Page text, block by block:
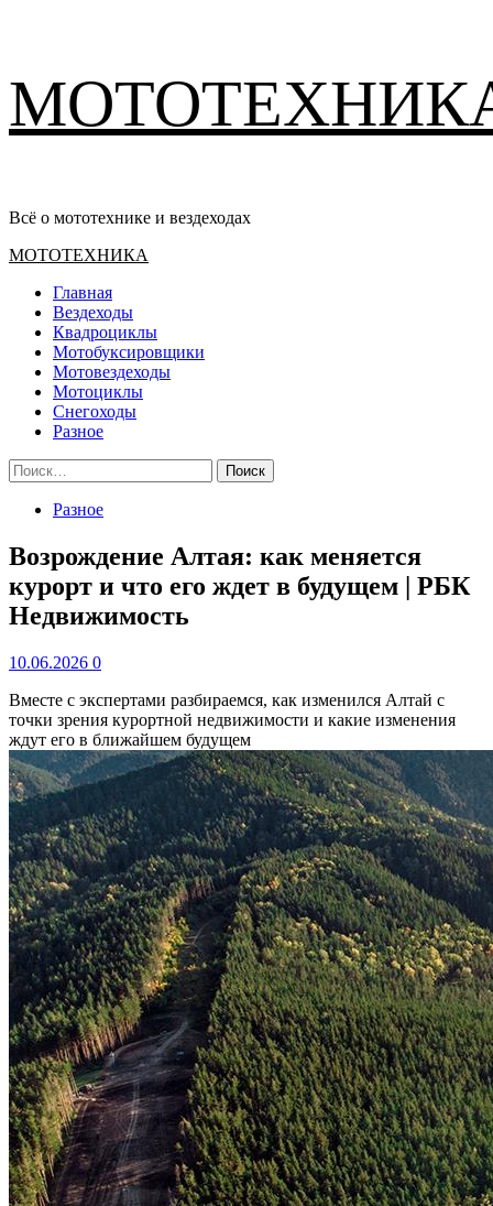
содержимому
Всё о мототехнике и вездеходах
Основное
МОТОТЕХНИКА
Главная
Вездеходы
Квадроциклы
Мотобуксировщики
Мотовездеходы
Мотоциклы
Снегоходы
Разное
Найти:
Разное
Возрождение Алтая: как меняется
курорт и что его ждет в будущем | РБК
Недвижимость
10.06.2026 0
Вместе с экспертами разбираемся, как изменился Алтай с
точки зрения курортной недвижимости и какие изменения
ждут его в ближайшем будущем